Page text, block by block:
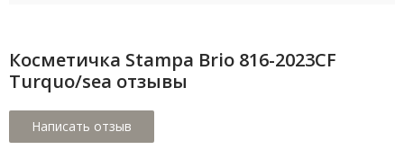
Косметичка Stampa Brio 816-2023CF
Turquo/sea отзывы